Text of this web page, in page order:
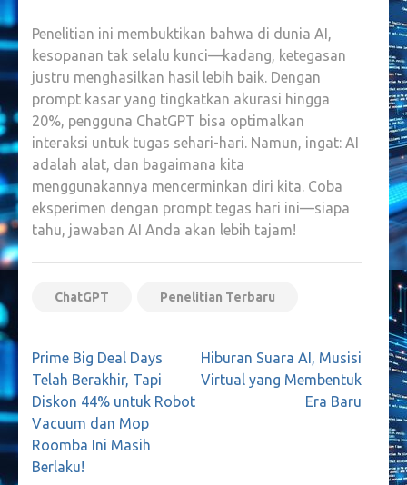
Penelitian ini membuktikan bahwa di dunia AI,
kesopanan tak selalu kunci—kadang, ketegasan
justru menghasilkan hasil lebih baik. Dengan
prompt kasar yang tingkatkan akurasi hingga
20%, pengguna ChatGPT bisa optimalkan
interaksi untuk tugas sehari-hari. Namun, ingat: AI
adalah alat, dan bagaimana kita
menggunakannya mencerminkan diri kita. Coba
eksperimen dengan prompt tegas hari ini—siapa
tahu, jawaban AI Anda akan lebih tajam!
ChatGPT Penelitian Terbaru
Navigasi
pos
Prime Big Deal Days
Telah Berakhir, Tapi
Diskon 44% untuk Robot
Vacuum dan Mop
Roomba Ini Masih
Berlaku!
Hiburan Suara AI, Musisi
Virtual yang Membentuk
Era Baru